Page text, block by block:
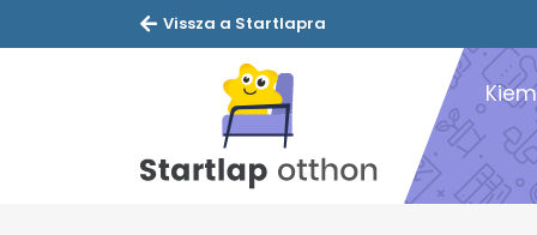
Vissza a Startlapra